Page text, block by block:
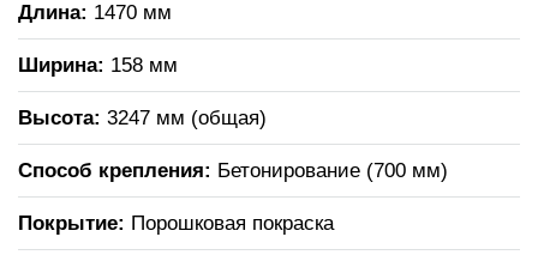
Длина: 1470 мм
Ширина: 158 мм
Высота: 3247 мм (общая)
Способ крепления: Бетонирование (700 мм)
Покрытие: Порошковая покраска